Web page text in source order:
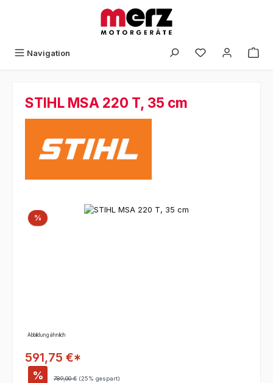
Navigation
STIHL MSA 220 T, 35 cm
Bildergalerie überspringen
% Rabatt
Abbildung ähnlich
591,75 €*
% Regulärer Preis:
789,00 € (25% gespart)